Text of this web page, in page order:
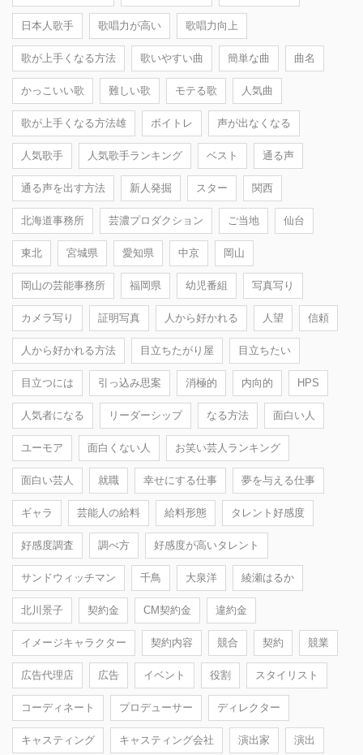
日本人歌手 歌唱力が高い 歌唱力向上
歌が上手くなる方法 歌いやすい曲 簡単な曲 曲名
かっこいい歌 難しい歌 モテる歌 人気曲
歌が上手くなる方法雄 ボイトレ 声が出なくなる
人気歌手 人気歌手ランキング ベスト 通る声
通る声を出す方法 新人発掘 スター 関西
北海道事務所 芸濃プロダクション ご当地 仙台
東北 宮城県 愛知県 中京 岡山
岡山の芸能事務所 福岡県 幼児番組 写真写り
カメラ写り 証明写真 人から好かれる 人望 信頼
人から好かれる方法 目立ちたがり屋 目立ちたい
目立つには 引っ込み思案 消極的 内向的 HPS
人気者になる リーダーシップ なる方法 面白い人
ユーモア 面白くない人 お笑い芸人ランキング
面白い芸人 就職 幸せにする仕事 夢を与える仕事
ギャラ 芸能人の給料 給料形態 タレント好感度
好感度調査 調べ方 好感度が高いタレント
サンドウィッチマン 千鳥 大泉洋 綾瀬はるか
北川景子 契約金 CM契約金 違約金
イメージキャラクター 契約内容 競合 契約 競業
広告代理店 広告 イベント 役割 スタイリスト
コーディネート プロデューサー ディレクター
キャスティング キャスティング会社 演出家 演出